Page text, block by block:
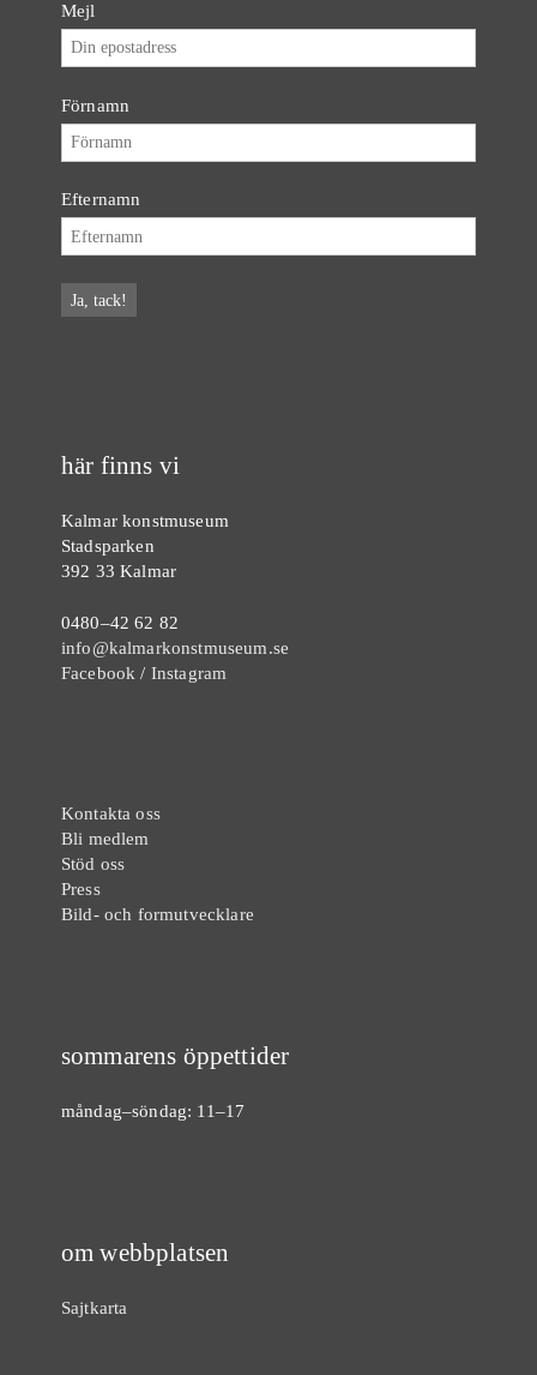
Mejl
Förnamn
Efternamn
här finns vi
Kalmar konstmuseum
Stadsparken
392 33 Kalmar
0480–42 62 82
info@kalmarkonstmuseum.se
Facebook / Instagram
Kontakta oss
Bli medlem
Stöd oss
Press
Bild- och formutvecklare
sommarens öppettider
måndag–söndag: 11–17
om webbplatsen
Sajtkarta